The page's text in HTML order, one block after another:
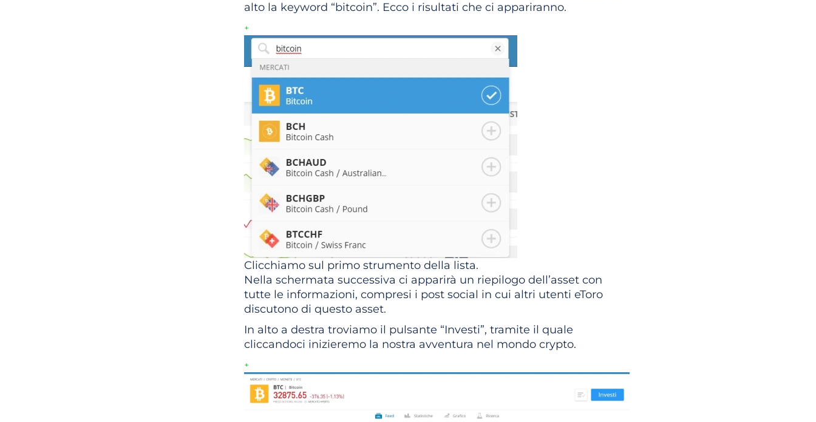
alto la keyword “bitcoin”. Ecco i risultati che ci appariranno.
+
Clicchiamo sul primo strumento della lista.
Nella schermata successiva ci apparirà un riepilogo dell’asset con
tutte le informazioni, compresi i post social in cui altri utenti eToro
discutono di questo asset.
In alto a destra troviamo il pulsante “Investi”, tramite il quale
cliccandoci inizieremo la nostra avventura nel mondo crypto.
+